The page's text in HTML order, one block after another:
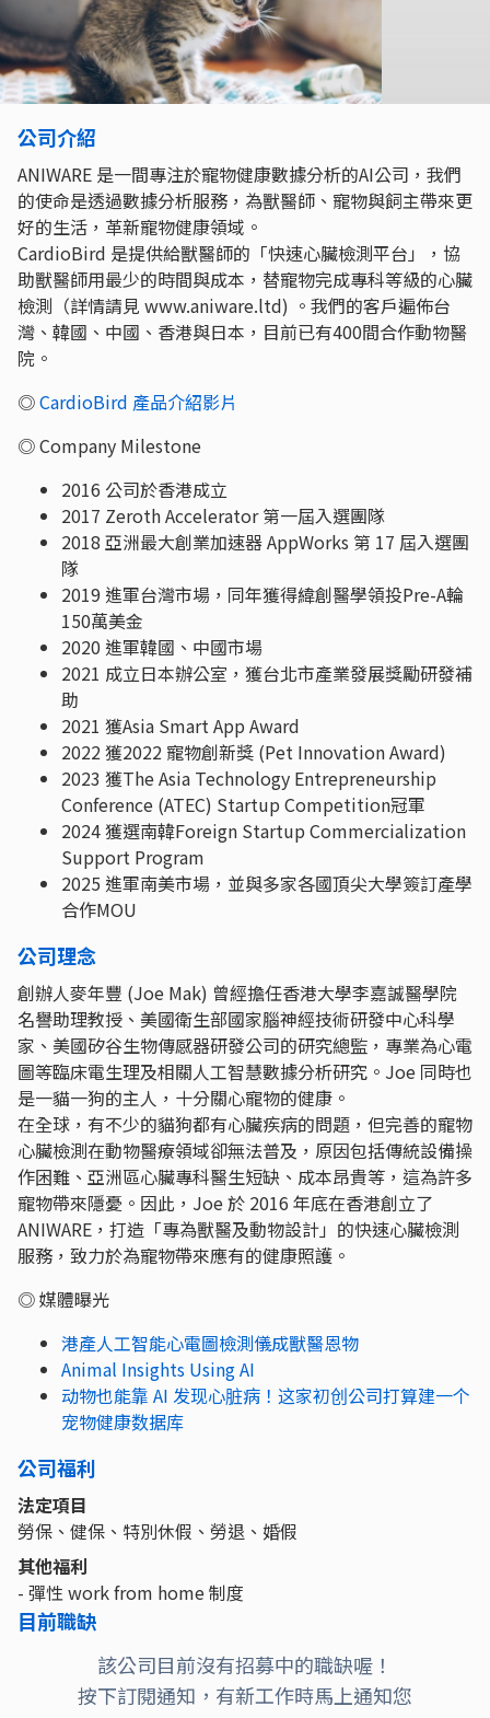
公司介紹
ANIWARE 是一間專注於寵物健康數據分析的AI公司，我們
的使命是透過數據分析服務，為獸醫師、寵物與飼主帶來更
好的生活，革新寵物健康領域。
CardioBird 是提供給獸醫師的「快速心臟檢測平台」，協
助獸醫師用最少的時間與成本，替寵物完成專科等級的心臟
檢測（詳情請見 www.aniware.ltd) 。我們的客戶遍佈台
灣、韓國、中國、香港與日本，目前已有400間合作動物醫
院。
◎CardioBird 產品介紹影片
◎ Company Milestone
2016 公司於香港成立
2017 Zeroth Accelerator 第一屆入選團隊
2018 亞洲最大創業加速器 AppWorks 第 17 屆入選團
隊
2019 進軍台灣市場，同年獲得緯創醫學領投Pre-A輪
150萬美金
2020 進軍韓國、中國市場
2021 成立日本辦公室，獲台北市產業發展獎勵研發補
助
2021 獲Asia Smart App Award
2022 獲2022 寵物創新獎 (Pet Innovation Award)
2023 獲The Asia Technology Entrepreneurship
Conference (ATEC) Startup Competition冠軍
2024 獲選南韓Foreign Startup Commercialization
Support Program
2025 進軍南美市場，並與多家各國頂尖大學簽訂產學
合作MOU
公司理念
創辦人麥年豐 (Joe Mak) 曾經擔任香港大學李嘉誠醫學院
名譽助理教授、美國衛生部國家腦神經技術研發中心科學
家、美國矽谷生物傳感器研發公司的研究總監，專業為心電
圖等臨床電生理及相關人工智慧數據分析研究。Joe 同時也
是一貓一狗的主人，十分關心寵物的健康。
在全球，有不少的貓狗都有心臟疾病的問題，但完善的寵物
心臟檢測在動物醫療領域卻無法普及，原因包括傳統設備操
作困難、亞洲區心臟專科醫生短缺、成本昂貴等，這為許多
寵物帶來隱憂。因此，Joe 於 2016 年底在香港創立了
ANIWARE，打造「專為獸醫及動物設計」的快速心臟檢測
服務，致力於為寵物帶來應有的健康照護。
◎ 媒體曝光
港產人工智能心電圖檢測儀成獸醫恩物
Animal Insights Using AI
动物也能靠 AI 发现心脏病！这家初创公司打算建一个
宠物健康数据库
公司福利
法定項目
勞保、健保、特別休假、勞退、婚假
其他福利
- 彈性 work from home 制度
目前職缺
該公司目前沒有招募中的職缺喔！
按下訂閱通知，有新工作時馬上通知您